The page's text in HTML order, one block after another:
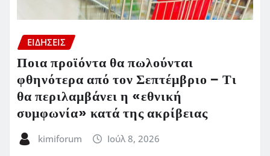
ΕΙΔΗΣΕΙΣ
Ποια προϊόντα θα πωλούνται
φθηνότερα από τον Σεπτέμβριο – Τι
θα περιλαμβάνει η «εθνική
συμφωνία» κατά της ακρίβειας
kimiforum Ιούλ 8, 2026